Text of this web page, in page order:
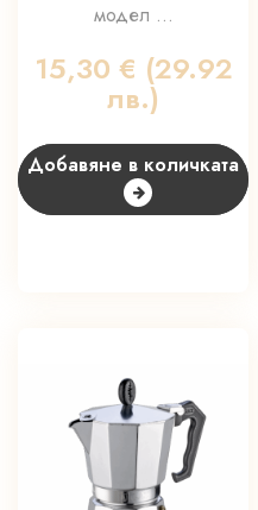
модел ...
15,30 € (29.92
лв.)
Добавяне в количката